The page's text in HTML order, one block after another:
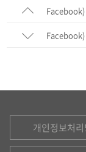
Facebook)
Facebook)
개인정보처리